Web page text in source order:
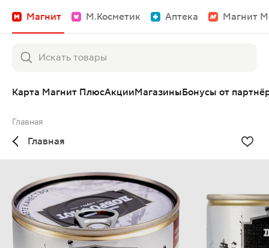
Магнит М.Косметик Аптека Магнит
Карта Магнит ПлюсАкцииМагазиныБонусы от
Главная
Главная